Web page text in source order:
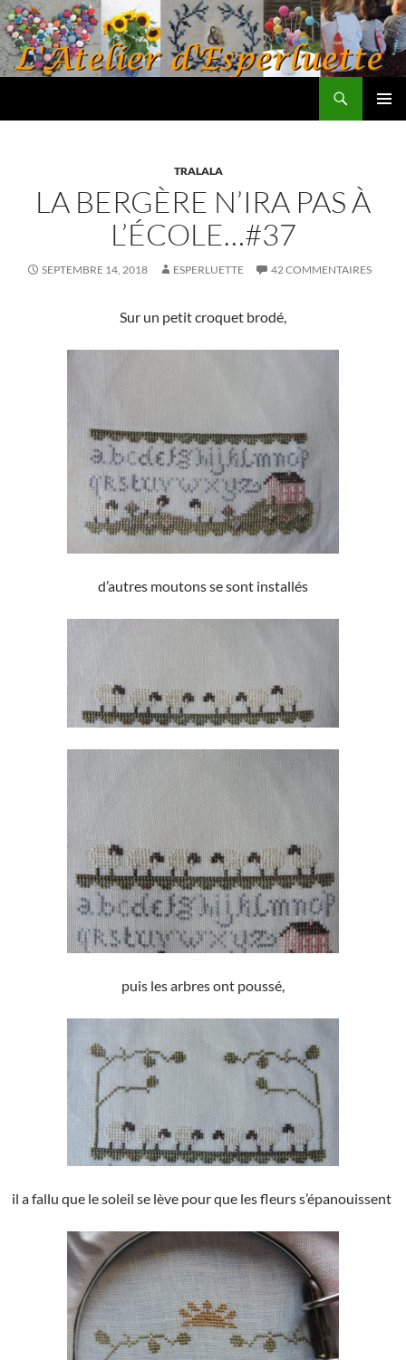
Aller
au
contenu
TRALALA
LA BERGÈRE N’IRA PAS À
L’ÉCOLE…#37
SEPTEMBRE 14, 2018 ESPERLUETTE 42 COMMENTAIRES
Sur un petit croquet brodé,
d’autres moutons se sont installés
puis les arbres ont poussé,
il a fallu que le soleil se lève pour que les fleurs s’épanouissent